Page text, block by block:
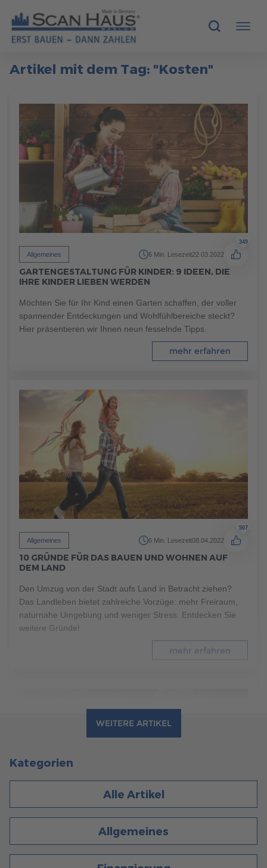
HÄUSER
SCANHAUS-VORTEILE
RUND UMS BAUEN
ÜBER UNS
KONTAKT
Brauchen Sie Hilfe?
MUSTERHAUS FINDEN
Artikel mit dem Tag: "Kosten"
Allgemeines 6 Min. Lesezeit22.03.2022
349
GARTENGESTALTUNG FÜR KINDER: 9 IDEEN, DIE
IHRE KINDER LIEBEN WERDEN
Möchten Sie für Ihr Kind einen Garten schaffen, der voller
spannender Entdeckungen und Wohlfühlbereiche steckt?
Hier präsentieren wir Ihnen neun fesselnde Tipps.
mehr erfahren
Allgemeines 6 Min. Lesezeit08.04.2022
507
10 GRÜNDE FÜR DAS BAUEN UND WOHNEN AUF
DEM LAND
Den Umzug von der Stadt aufs Land in Betracht ziehen?
Das Landleben bietet zahlreiche Vorzüge: mehr Freiraum,
naturnahe Umgebung und weniger Stress. Entdecken Sie
weitere Gründe!
mehr erfahren
STROMFRESSER IM HAUS: SO KÖNNEN SIE ENERGIE
WEITERE ARTIKEL
Kategorien
Alle Artikel
Allgemeines